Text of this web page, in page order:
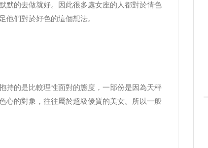
默的去做就好。因此很多處女座的人都對於情色
們對於好色的這個想法。
持的是比較理性面對的態度，一部份是因為天秤
心的對象，往往屬於超級優質的美女。所以一般